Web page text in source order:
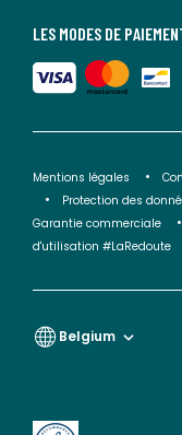
LES MODES DE
Mentions légales
Protection des
Garantie commerciale
d'utilisation #LaRedoute
Belgium